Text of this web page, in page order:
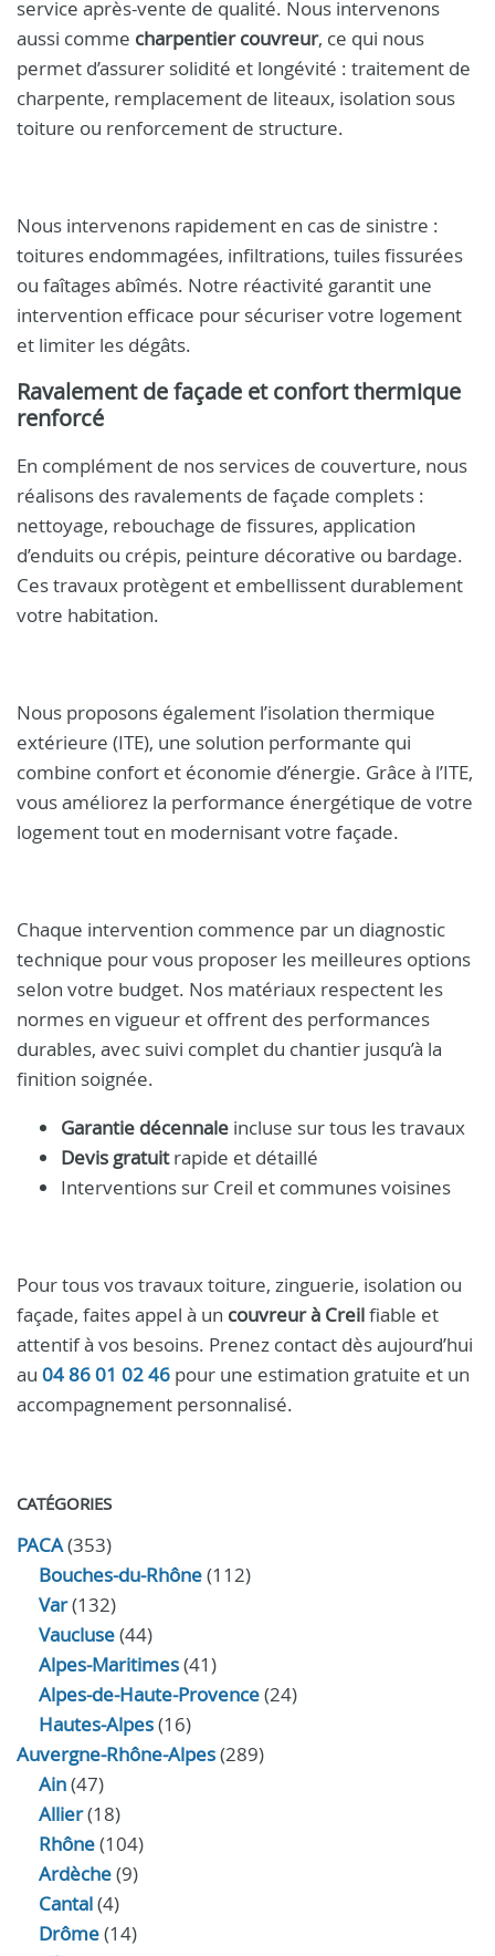
service après-vente de qualité. Nous intervenons
aussi comme charpentier couvreur, ce qui nous
permet d’assurer solidité et longévité : traitement de
charpente, remplacement de liteaux, isolation sous
toiture ou renforcement de structure.
Nous intervenons rapidement en cas de sinistre :
toitures endommagées, infiltrations, tuiles fissurées
ou faîtages abîmés. Notre réactivité garantit une
intervention efficace pour sécuriser votre logement
et limiter les dégâts.
Ravalement de façade et confort thermique
renforcé
En complément de nos services de couverture, nous
réalisons des ravalements de façade complets :
nettoyage, rebouchage de fissures, application
d’enduits ou crépis, peinture décorative ou bardage.
Ces travaux protègent et embellissent durablement
votre habitation.
Nous proposons également l’isolation thermique
extérieure (ITE), une solution performante qui
combine confort et économie d’énergie. Grâce à l’ITE,
vous améliorez la performance énergétique de votre
logement tout en modernisant votre façade.
Chaque intervention commence par un diagnostic
technique pour vous proposer les meilleures options
selon votre budget. Nos matériaux respectent les
normes en vigueur et offrent des performances
durables, avec suivi complet du chantier jusqu’à la
finition soignée.
Garantie décennale incluse sur tous les travaux
Devis gratuitrapide et détaillé
Interventions sur Creil et communes voisines
Pour tous vos travaux toiture, zinguerie, isolation ou
façade, faites appel à un couvreur à Creilfiable et
attentif à vos besoins. Prenez contact dès aujourd’hui
au 04 86 01 02 46 pour une estimation gratuite et un
accompagnement personnalisé.
CATÉGORIES
PACA(353)
Bouches-du-Rhône(112)
Var(132)
Vaucluse(44)
Alpes-Maritimes(41)
Alpes-de-Haute-Provence(24)
Hautes-Alpes(16)
Auvergne-Rhône-Alpes(289)
Ain(47)
Allier(18)
Rhône(104)
Ardèche(9)
Cantal(4)
Drôme(14)